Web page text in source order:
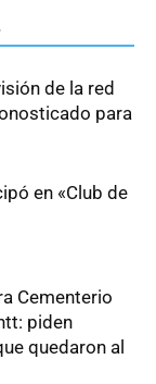
de la red
para
en «Club de
Cementerio
piden
quedaron al